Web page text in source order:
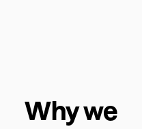
Why we